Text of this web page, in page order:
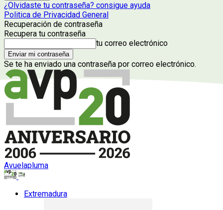
¿Olvidaste tu contraseña? consigue ayuda
Politica de Privacidad General
Recuperación de contraseña
Recupera tu contraseña
tu correo electrónico
Se te ha enviado una contraseña por correo electrónico.
Avuelapluma
Extremadura